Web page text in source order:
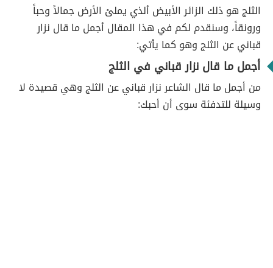
الثلج هو ذلك الزائر الأبيض ألذي يملئ الأرض جمالاً وحباً
ورونقاً، وسنقدم لكم في هذا المقال أجمل ما قال نزار
قباني عن الثلج وهو كما يأتي:
أجمل ما قال نزار قباني في الثلج
من أجمل ما قال الشاعر نزار قباني عن الثلج وهي قصيدة لا
وسيلة للتدفئة سوى أن أحبك: